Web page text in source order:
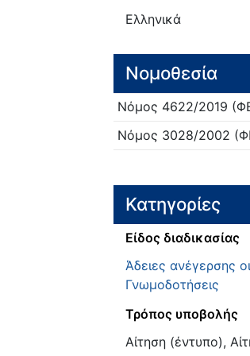
Ελληνικά
Νομοθεσία
Νόμος 4622/2019
Νόμος 3028/2002
Κατηγορίες
Είδος διαδικασίας
Άδειες ανέγερσης
Γνωμοδοτήσεις
Τρόπος υποβολής
Αίτηση (έντυπο),